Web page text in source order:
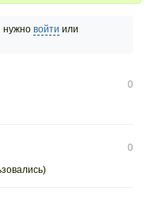
нужно войти или
0
0